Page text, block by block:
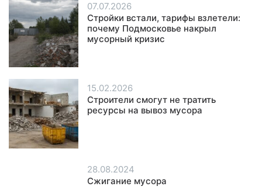
07.07.2026
Стройки встали, тарифы взлетели:
почему Подмосковье накрыл
мусорный кризис
15.02.2026
Строители смогут не тратить
ресурсы на вывоз мусора
28.08.2024
Сжигание мусора